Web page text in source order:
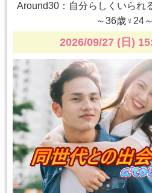
Around30：自分らしくいられ
～36歳♀24
2026/09/27 (日)